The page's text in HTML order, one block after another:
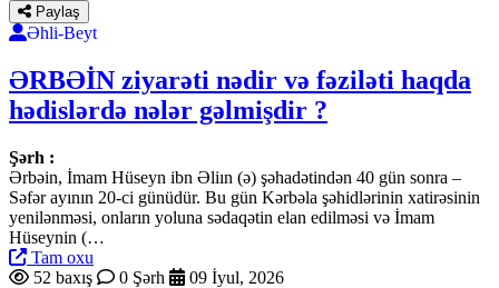
Paylaş
Əhli-Beyt
ƏRBƏİN ziyarəti nədir və fəziləti haqda
hədislərdə nələr gəlmişdir ?
Şərh :
Ərbəin, İmam Hüseyn ibn Əliın (ə) şəhadətindən 40 gün sonra –
Səfər ayının 20-ci günüdür. Bu gün Kərbəla şəhidlərinin xatirəsinin
yenilənməsi, onların yoluna sədaqətin elan edilməsi və İmam
Hüseynin (…
Tam oxu
52 baxış
0 Şərh 09 İyul, 2026